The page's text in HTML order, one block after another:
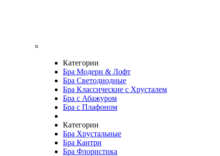
Категории
Бра Модерн & Лофт
Бра Светодиодные
Бра Классические с Хрусталем
Бра с Абажуром
Бра с Плафоном
Категории
Бра Хрустальные
Бра Кантри
Бра Флористика